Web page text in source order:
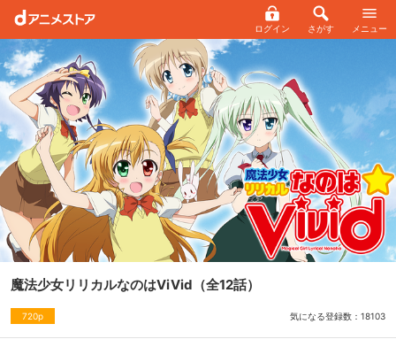
ログイン さがす メニュー
魔法少女リリカルなのはViVid （全12話）
720p 気になる登録数： 18103